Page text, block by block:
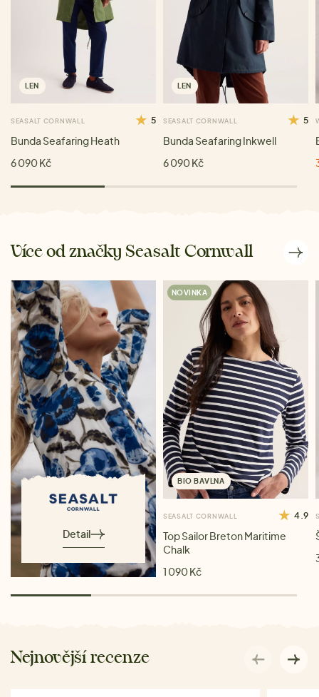
LEN
SEASALT CORNWALL 5
Bunda Seafaring Heath
6 090 Kč
LEN
SEASALT CORNWALL 5
Bunda Seafaring Inkwell
6 090 Kč
Více od značky Seasalt Cornwall
Detail
NOVINKA
BIO BAVLNA
SEASALT CORNWALL 4.9
Top Sailor Breton Maritime
Chalk
1 090 Kč
Nejnovější recenze